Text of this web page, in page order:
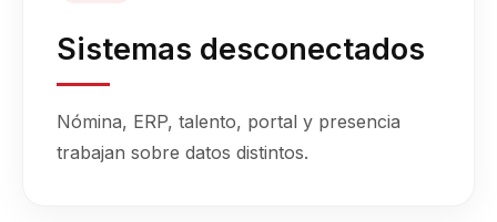
Sistemas desconectados
Nómina, ERP, talento, portal y presencia
trabajan sobre datos distintos.